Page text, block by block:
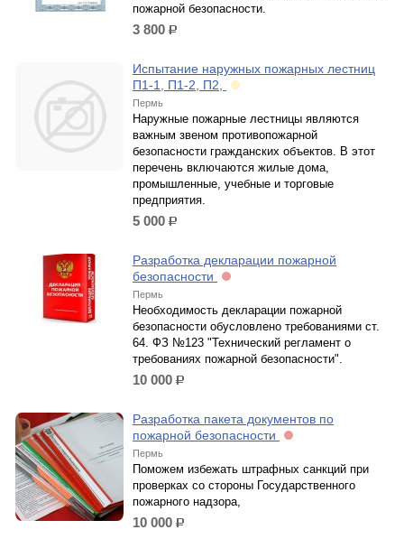
пожарной безопасности.
3 800 р.
Испытание наружных пожарных лестниц
П1-1, П1-2, П2,
Пермь
Наружные пожарные лестницы являются
важным звеном противопожарной
безопасности гражданских объектов. В этот
перечень включаются жилые дома,
промышленные, учебные и торговые
предприятия.
5 000 р.
Разработка декларации пожарной
безопасности
Пермь
Необходимость декларации пожарной
безопасности обусловлено требованиями ст.
64. ФЗ №123 "Технический регламент о
требованиях пожарной безопасности".
10 000 р.
Разработка пакета документов по
пожарной безопасности
Пермь
Поможем избежать штрафных санкций при
проверках со стороны Государственного
пожарного надзора,
10 000 р.